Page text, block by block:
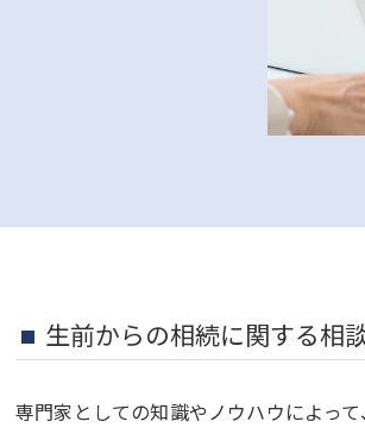
生前からの相続に関する相
専門家としての知識やノウハウによっ